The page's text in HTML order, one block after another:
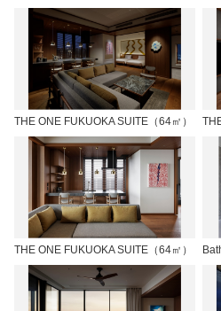
THE ONE FUKUOKA SUITE（64㎡）
THE ONE FUKUOKA SUITE（64㎡）